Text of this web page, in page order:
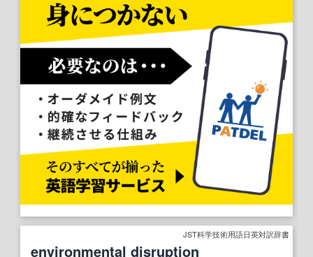
JST科学技術用語日英対訳辞書
environmental disruption